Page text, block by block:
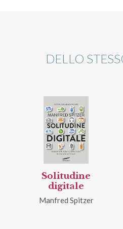
DELLO
Solitudine
digitale
Manfred Spitzer